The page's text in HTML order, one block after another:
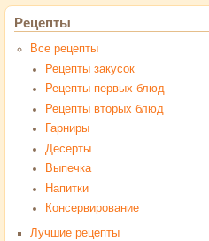
Рецепты
Все рецепты
Рецепты закусок
Рецепты первых блюд
Рецепты вторых блюд
Гарниры
Десерты
Выпечка
Напитки
Консервирование
Лучшие рецепты